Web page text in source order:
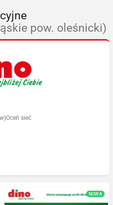
pow. oleśnicki)
Oceń sieć
NOWA